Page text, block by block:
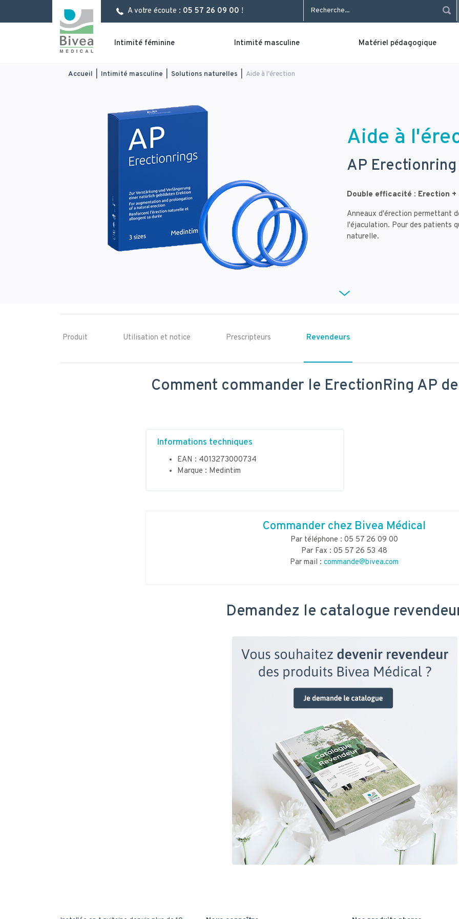
A votre écoute : 05 57 26 09 00 !
Rechercher
Intimité féminine Intimité masculine Matériel pédagogique
You
Accueil Intimité masculine Solutions naturelles Aide à l'érection
Aide à
AP
Double efficacité : Erection
Anneaux d'érection permettant
l'éjaculation. Pour des patients
naturelle.
Produit Utilisation et notice Prescripteurs Revendeurs
Comment commander le ErectionRing AP
Informations techniques
EAN : 4013273000734
Marque : Medintim
Commander chez Bivea Médical
Par téléphone : 05 57 26 09 00
Par Fax : 05 57 26 53 48
Par mail : commande@bivea.com
Demandez le catalogue